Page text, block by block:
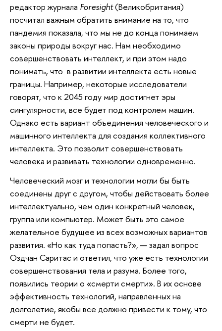
редактор журнала Foresight(Великобритания)
посчитал важным обратить внимание на то, что
пандемия показала, что мы не до конца понимаем
законы природы вокруг нас. Нам необходимо
совершенствовать интеллект, и при этом надо
понимать, что в развитии интеллекта есть новые
границы. Например, некоторые исследователи
говорят, что к 2045 году мир достигнет эры
сингулярности, все будет под контролем машин.
Однако есть вариант объединения человеческого и
машинного интеллекта для создания коллективного
интеллекта. Это позволит совершенствовать
человека и развивать технологии одновременно.
Человеческий мозг и технологии могли бы быть
соединены друг с другом, чтобы действовать более
интеллектуально, чем один конкретный человек,
группа или компьютер. Может быть это самое
желательное будущее из всех возможных вариантов
развития. «Но как туда попасть?», — задал вопрос
Оздчан Саритас и ответил, что уже есть технологии
совершенствования тела и разума. Более того,
появились теории о «смерти смерти». В их основе
эффективность технологий, направленных на
долголетие, якобы все должно привести к тому, что
смерти не будет.